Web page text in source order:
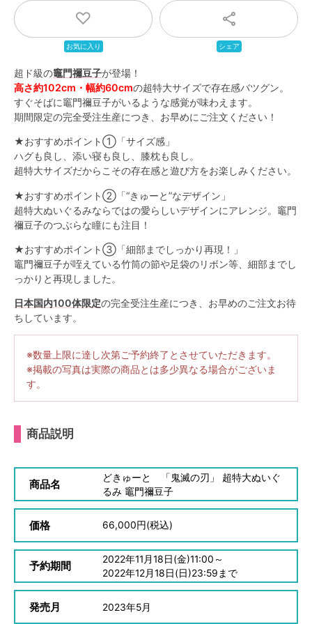
超ド級の竈門禰豆子が登場！
高さ約102cm・幅約60cmの超特大サイズで存在感バツグン。
すぐそばに竈門禰豆子がいるような感覚が味わえます。
期間限定の完全受注生産につき、お早めにご注文ください！
★おすすめポイント①「サイズ感」
ハグも良し、添い寝も良し、膝枕も良し。
超特大サイズだからこその存在感と遊び方をお楽しみください。
★おすすめポイント②「“きゅーと”なデザイン」
超特大ぬいぐるみならではの愛らしいデザインにアレンジ。竈門
禰豆子のつぶらな瞳にも注目！
★おすすめポイント③「細部までしっかり再現！」
竈門禰豆子が咥えている竹筒の節や足袋のリボン等、細部までし
っかりと再現しました。
日本国内100体限定の完全受注生産につき、お早めのご注文お待
ちしています。
※数量上限に達し次第ご予約終了とさせていただきます。
※掲載の写真は実際の商品とは多少異なる場合がございま
す。
商品説明
商品名
どきゅーと 「鬼滅の刃」 超特大ぬいぐ
るみ 竈門禰豆子
価格 66,000円(税込)
予約期間
2022年11 月18日(金)11:00～
2022年12月18日(日)23:59まで
発売月 2023年5月